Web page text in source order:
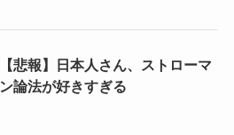
【悲報】日本人さん、ストローマ
ン論法が好きすぎる